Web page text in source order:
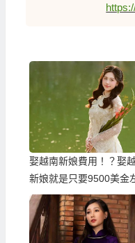
娶越南新娘費用！？娶
新娘就是只要9500美金
右！